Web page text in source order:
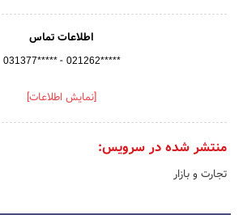
اطلاعات تماس
031377***** - 021262*****
[نمایش اطلاعات]
منتشر شده در سرویس:
تجارت و بازار